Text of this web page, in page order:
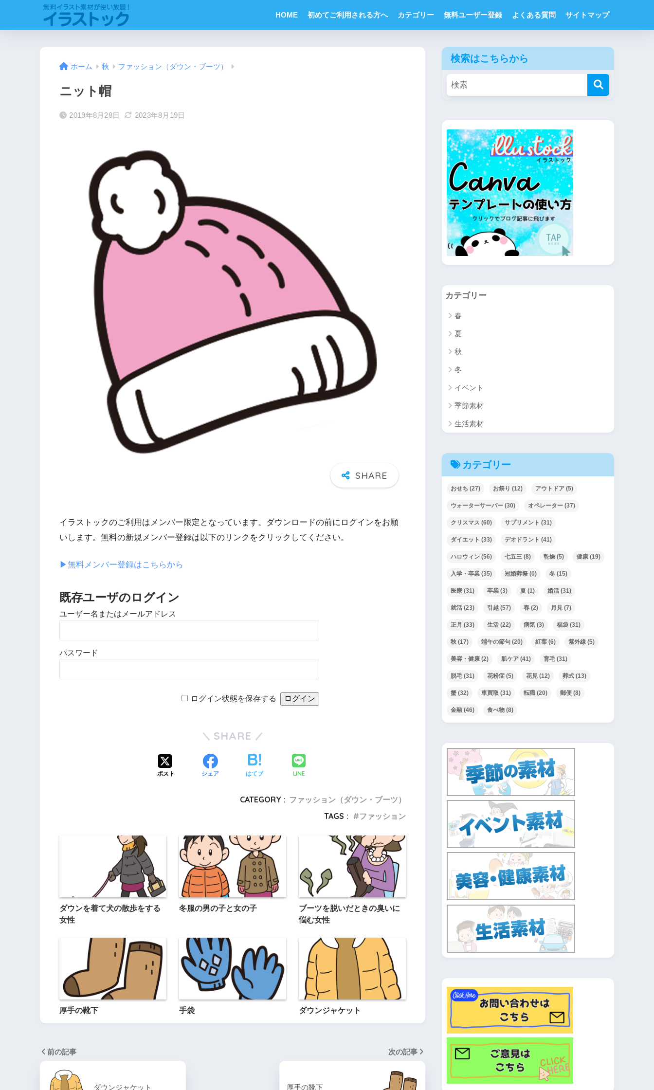
HOME 初めてご利用される方へ カテゴリー 無料ユーザー登録 よくある質問 サイトマップ
ホーム 秋 ファッション（ダウン・ブーツ）
ニット帽
2019年8月28日 2023年8月19日
イラストックのご利用はメンバー限定となっています。ダウンロードの前にログインをお願
いします。無料の新規メンバー登録は以下のリンクをクリックしてください。
▶︎無料メンバー登録はこちらから
既存ユーザのログイン
ユーザー名またはメールアドレス
パスワード
ログイン状態を保存する
SHARE
ポスト シェア はてブ LINE
CATEGORY : ファッション（ダウン・ブーツ）
TAGS :
ファッション
ダウンを着て犬の散歩をする
女性
冬服の男の子と女の子
ブーツを脱いだときの臭いに
悩む女性
厚手の靴下 手袋 ダウンジャケット
前の記事
ダウンジャケット
次の記事
厚手の靴下
検索はこちらから
カテゴリー
春
夏
秋
冬
イベント
季節素材
生活素材
カテゴリー
おせち (27) お祭り (12) アウトドア (5)
ウォーターサーバー (30) オペレーター (37)
クリスマス (60) サプリメント (31)
ダイエット (33) デオドラント (41)
ハロウィン (56) 七五三 (8) 乾燥 (5) 健康 (19)
入学・卒業 (35) 冠婚葬祭 (0) 冬 (15)
医療 (31) 卒業 (3) 夏 (1) 婚活 (31)
就活 (23) 引越 (57) 春 (2) 月見 (7)
正月 (33) 生活 (22) 病気 (3) 福袋 (31)
秋 (17) 端午の節句 (20) 紅葉 (6) 紫外線 (5)
美容・健康 (2) 肌ケア (41) 育毛(31)
脱毛(31) 花粉症 (5) 花見 (12) 葬式 (13)
蟹 (32) 車買取 (31) 転職 (20) 郵便 (8)
金融 (46) 食べ物 (8)